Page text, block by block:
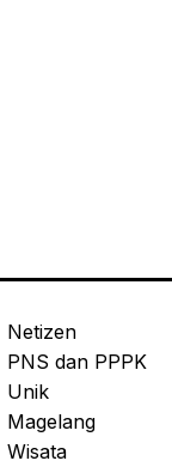
Netizen
PNS dan PPPK
Unik
Magelang
Wisata